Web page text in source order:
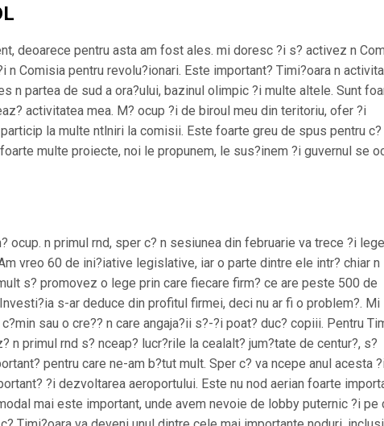
deoarece pentru asta am fost ales. mi doresc ?i s? activez n
n Comisia pentru revolu?ionari. Este important? Timi?oara n
n partea de sud a ora?ului, bazinul olimpic ?i multe altele. Sunt
activitatea mea. M? ocup ?i de biroul meu din teritoriu, ofer ?i
la multe ntlniri la comisii. Este foarte greu de spus pentru
multe proiecte, noi le propunem, le sus?inem ?i guvernul se
ocup. n primul rnd, sper c? n sesiunea din februarie va trece ?i
vreo 60 de ini?iative legislative, iar o parte dintre ele intr? chiar n
s? promovez o lege prin care fiecare firm? ce are peste 500 de
s-ar deduce din profitul firmei, deci nu ar fi o problem?. Mi
sau o cre?? n care angaja?ii s?-?i poat? duc? copiii. Pentru
primul rnd s? nceap? lucr?rile la cealalt? jum?tate de centur?, s?
pentru care ne-am b?tut mult. Sper c? va ncepe anul acesta
?i dezvoltarea aeroportului. Este nu nod aerian foarte
mai este important, unde avem nevoie de lobby puternic ?i pe